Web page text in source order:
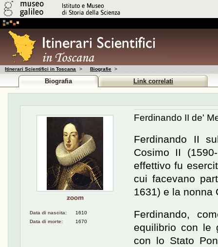
Itinerari Scientifici in Toscana > Biografie >
Biografia Link correlati
Data di nascita:
1610
Data di morte:
1670
Ferdinando II de'
Ferdinando II
Cosimo II
effettivo fu
cui facevano
1631) e la nonna
Ferdinando,
equilibrio con le
con lo Stato